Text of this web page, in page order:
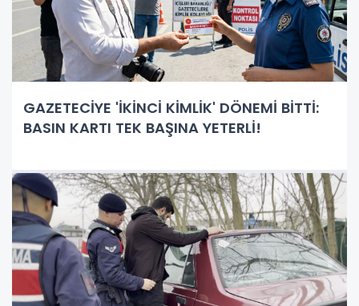
GAZETECİYE 'İKİNCİ KİMLİK' DÖNEMİ BİTTİ:
BASIN KARTI TEK BAŞINA YETERLİ!